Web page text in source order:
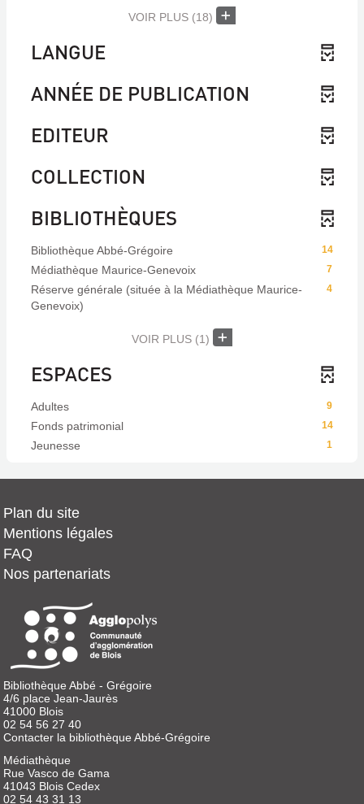
VOIR PLUS (18)
LANGUE
ANNÉE DE PUBLICATION
EDITEUR
COLLECTION
BIBLIOTHÈQUES
14
Bibliothèque Abbé-Grégoire
7
Médiathèque Maurice-Genevoix
4
Réserve générale (située à la Médiathèque Maurice-
Genevoix)
VOIR PLUS (1)
ESPACES
9
Adultes
14
Fonds patrimonial
1
Jeunesse
Plan du site
Mentions légales
FAQ
Nos partenariats
Bibliothèque Abbé - Grégoire
4/6 place Jean-Jaurès
41000 Blois
02 54 56 27 40
Contacter la bibliothèque Abbé-Grégoire
Médiathèque
Rue Vasco de Gama
41043 Blois Cedex
02 54 43 31 13